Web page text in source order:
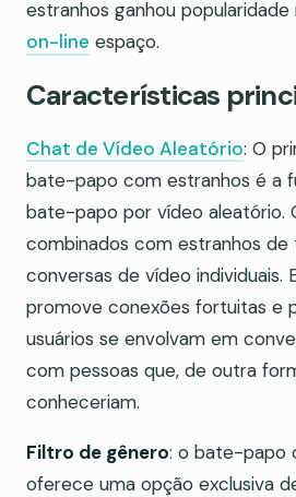
estranhos ganhou popularidade
on-line espaço.
Características
Chat de Vídeo Aleatório: O
bate-papo com estranhos é a
bate-papo por vídeo aleatório.
combinados com estranhos
conversas de vídeo individuais.
promove conexões fortuitas e
usuários se envolvam em
com pessoas que, de outra
conheceriam.
Filtro de gênero: o bate-papo
oferece uma opção exclusiva